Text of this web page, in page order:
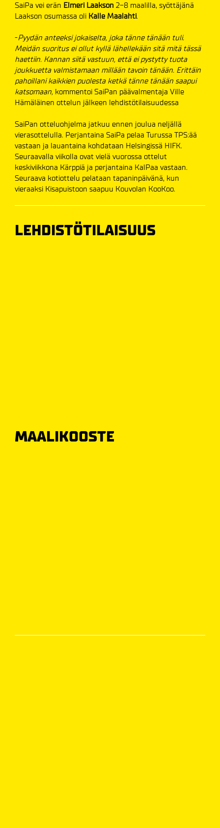
SaiPa vei erän Elmeri Laakson 2-8 maalilla, syöttäjänä
Laakson osumassa oli Kalle Maalahti.
-Pyydän anteeksi jokaiselta, joka tänne tänään tuli.
Meidän suoritus ei ollut kyllä lähellekään sitä mitä tässä
haettiin. Kannan siitä vastuun, että ei pystytty tuota
joukkuetta valmistamaan millään tavoin tänään. Erittäin
pahoillani kaikkien puolesta ketkä tänne tänään saapui
katsomaan, kommentoi SaiPan päävalmentaja Ville
Hämäläinen ottelun jälkeen lehdistötilaisuudessa
SaiPan otteluohjelma jatkuu ennen joulua neljällä
vierasottelulla. Perjantaina SaiPa pelaa Turussa TPS:ää
vastaan ja lauantaina kohdataan Helsingissä HIFK.
Seuraavalla viikolla ovat vielä vuorossa ottelut
keskiviikkona Kärppiä ja perjantaina KalPaa vastaan.
Seuraava kotiottelu pelataan tapaninpäivänä, kun
vieraaksi Kisapuistoon saapuu Kouvolan KooKoo.
LEHDISTÖTILAISUUS
MAALIKOOSTE